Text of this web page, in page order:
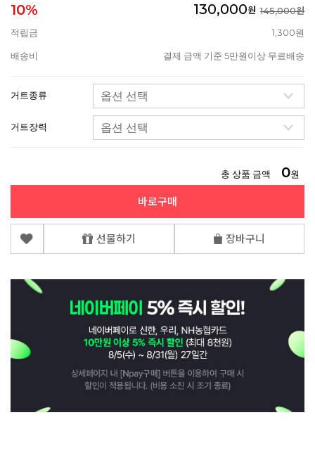
10% 130,000원 145,000원
적립금
1,300원
배송비 결제 금액 기준 5만원이상 무료배송
거트종류
거트장력
총 상품 금액 0원
바로구매
선물하기 장바구니